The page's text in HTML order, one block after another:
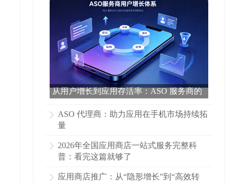
从用户增长到应用存活率：ASO 服务商的
ASO 代理商：助力应用在手机市场持续拓
量
2026年全国应用商店一站式服务完整科
普：看完这篇就够了
应用商店推广：从“隐形增长”到“高效转